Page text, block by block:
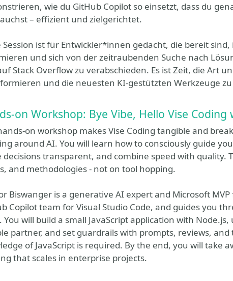
wie du GitHub Copilot so einsetzt, dass du
– effizient und zielgerichtet.
Session ist für Entwickler*innen gedacht, die bereit
und sich von der zeitraubenden Suche nach
Stack Overflow zu verabschieden. Es ist Zeit, die Art
und die neuesten KI-gestützten Werkzeuge
on Workshop: Bye Vibe, Hello Vise
on workshop makes Vise Coding tangible and
around AI. You will learn how to consciously guide
decisions transparent, and combine speed with quality.
and methodologies - not on tool hopping.
Biswanger is a generative AI expert and Microsoft
Copilot team for Visual Studio Code, and guides you
You will build a small JavaScript application with Node.js,
partner, and set guardrails with prompts, reviews, and
of JavaScript is required. By the end, you will take
that scales in enterprise projects.